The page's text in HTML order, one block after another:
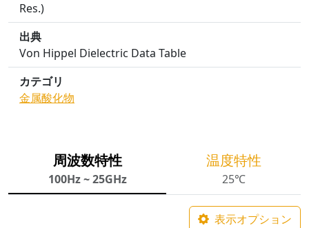
Res.)
出典
Von Hippel Dielectric Data Table
カテゴリ
金属酸化物
周波数特性
100Hz ~ 25GHz
温度特性
25℃
表示オプション